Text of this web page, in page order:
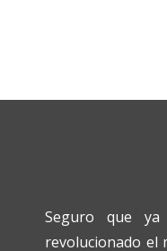
Seguro que
revolucionado el